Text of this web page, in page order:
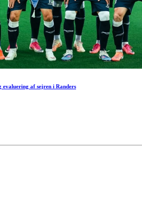
evaluering af sejren i Randers